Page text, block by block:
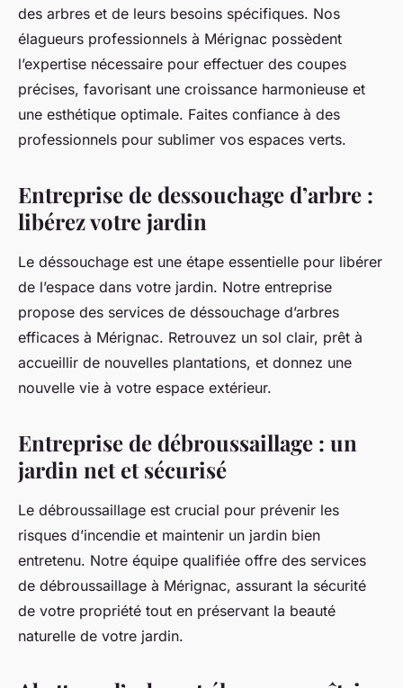
des arbres et de leurs besoins spécifiques. Nos
élagueurs professionnels à Mérignac possèdent
l’expertise nécessaire pour effectuer des coupes
précises, favorisant une croissance harmonieuse et
une esthétique optimale. Faites confiance à des
professionnels pour sublimer vos espaces verts.
Entreprise de dessouchage d’arbre :
libérez votre jardin
Le déssouchage est une étape essentielle pour libérer
de l’espace dans votre jardin. Notre entreprise
propose des services de déssouchage d’arbres
efficaces à Mérignac. Retrouvez un sol clair, prêt à
accueillir de nouvelles plantations, et donnez une
nouvelle vie à votre espace extérieur.
Entreprise de débroussaillage : un
jardin net et sécurisé
Le débroussaillage est crucial pour prévenir les
risques d’incendie et maintenir un jardin bien
entretenu. Notre équipe qualifiée offre des services
de débroussaillage à Mérignac, assurant la sécurité
de votre propriété tout en préservant la beauté
naturelle de votre jardin.